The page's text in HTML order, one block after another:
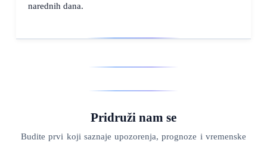
narednih dana.
Pridruži nam se
Budite prvi koji saznaje upozorenja, prognoze i vremenske